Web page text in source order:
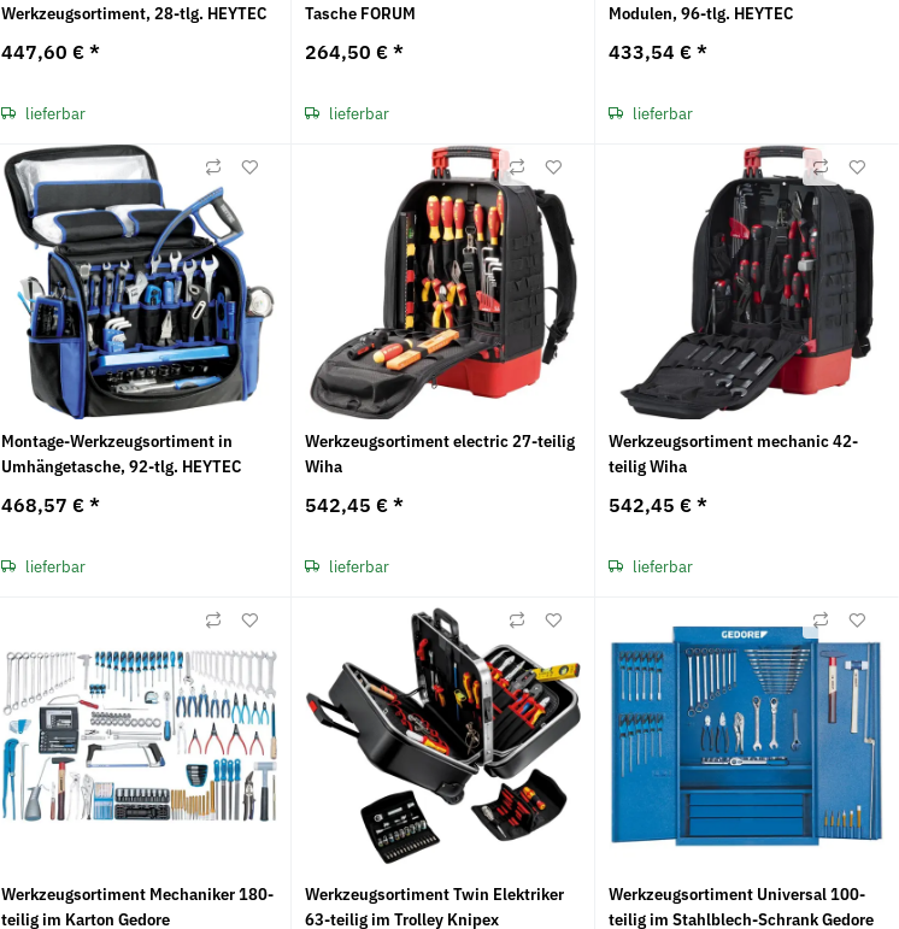
Werkzeugsortiment, 28-tlg. HEYTEC
447,60 €*
lieferbar
Tasche FORUM
264,50 €*
lieferbar
Modulen, 96-tlg. HEYTEC
433,54 €*
lieferbar
Montage-Werkzeugsortiment in
Umhängetasche, 92-tlg. HEYTEC
468,57 €*
lieferbar
Werkzeugsortiment electric 27-teilig
Wiha
542,45 €*
lieferbar
Werkzeugsortiment mechanic 42-
teilig Wiha
542,45 €*
lieferbar
Werkzeugsortiment Mechaniker 180-
teilig im Karton Gedore
Werkzeugsortiment Twin Elektriker
63-teilig im Trolley Knipex
Werkzeugsortiment Universal 100-
teilig im Stahlblech-Schrank Gedore